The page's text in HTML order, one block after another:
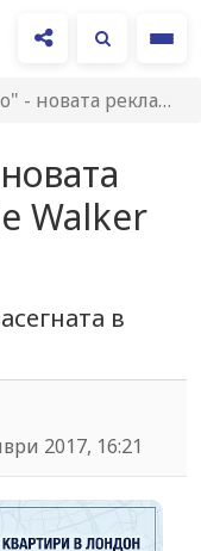
на Johnnie Walker (ВИДЕО)
Walker
в
2017, 16:21